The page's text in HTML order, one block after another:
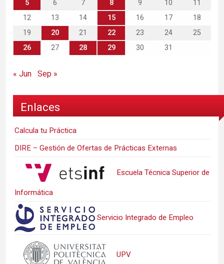
5
6 7 8 9 10
11
12
13 14 15 16 17
18
19
20 21 22 23 24
25
26
27 28 29 30 31
« Jun Sep »
Enlaces
Calcula tu Práctica
DIRE – Gestión de Ofertas de Prácticas Externas
Escuela Técnica Superior de
Informática
Servicio Integrado de Empleo
UPV